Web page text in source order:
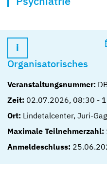
Organisatorisches
Veranstaltungsnummer:
Zeit: 02.07.2026, 08:30 -
Ort: Lindetalcenter, Juri-
Maximale Teilnehmerzahl:
Anmeldeschluss: